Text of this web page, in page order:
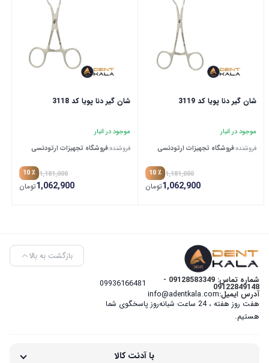
شان گیر دنا پویا کد 3119
موجود در انبار
فروشنده:فروشگاه تجهیزات ارتودنسی
1,181,000 ٪ 10
1,062,900تومان
شان گیر دنا پویا کد 3118
موجود در انبار
فروشنده:فروشگاه تجهیزات ارتودنسی
1,181,000 ٪ 10
1,062,900تومان
شماره تماس: 09128583349 -
09122849148
09936166481
آدرس ایمیل:info@adentkala.com
هفت روز هفته ، 24 ساعت شبانه‌روز پاسخگوی شما
هستیم.
بازگشت به بالا
با آدنت کالا